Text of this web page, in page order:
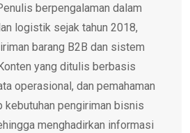
berpengalaman dalam
logistik sejak tahun 2018,
barang B2B dan sistem
yang ditulis berbasis
operasional, dan pemahaman
kebutuhan pengiriman bisnis
menghadirkan informasi